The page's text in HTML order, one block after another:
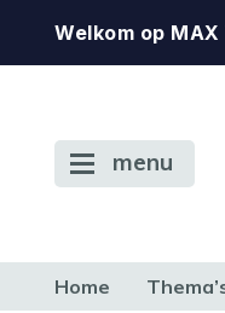
Welkom op
menu
Home